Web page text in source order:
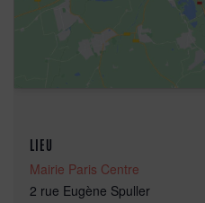
LIEU
Mairie Paris Centre
2 rue Eugène Spuller